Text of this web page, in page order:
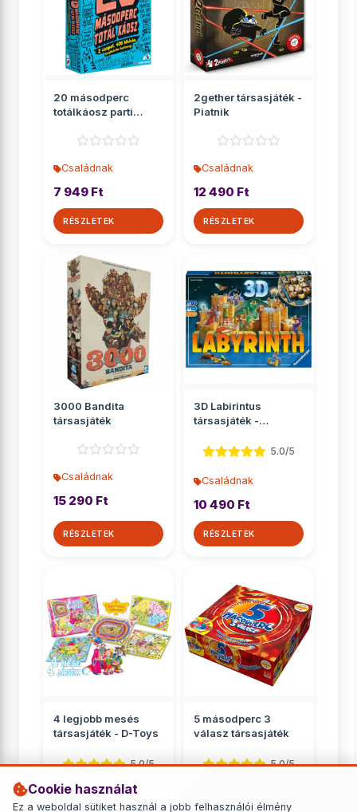
Cookie használat
Ez a weboldal sütiket használ a jobb felhasználói élmény
20 másodperc
totálkáosz parti
Családnak
7 949 Ft
RÉSZLETEK
2gether társasjáték -
Piatnik
Családnak
12 490 Ft
RÉSZLETEK
3000 Bandita
társasjáték
Családnak
15 290 Ft
RÉSZLETEK
3D Labirintus
társasjáték -
5.0/5
Családnak
10 490 Ft
RÉSZLETEK
4 legjobb mesés
társasjáték - D-Toys
5.0/5
Családnak
5 másodperc 3
válasz társasjáték
5.0/5